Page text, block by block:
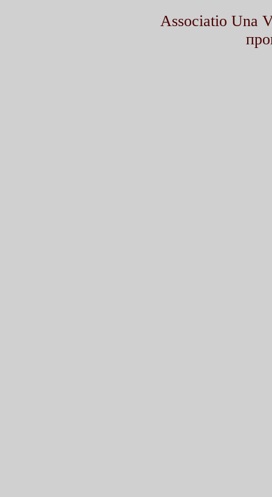
Associatio Una